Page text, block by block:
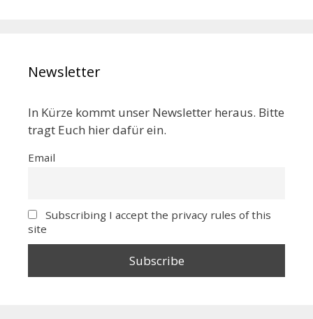
Newsletter
In Kürze kommt unser Newsletter heraus. Bitte
tragt Euch hier dafür ein.
Email
Subscribing I accept the privacy rules of this
site